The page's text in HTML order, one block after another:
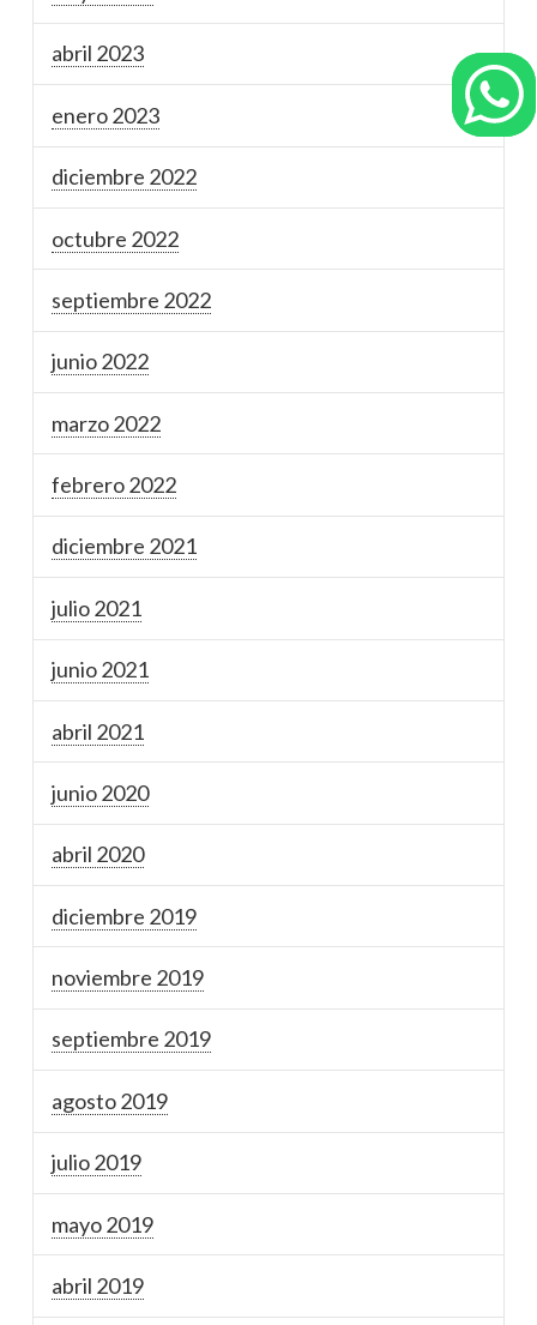
abril 2023
enero 2023
diciembre 2022
octubre 2022
septiembre 2022
junio 2022
marzo 2022
febrero 2022
diciembre 2021
julio 2021
junio 2021
abril 2021
junio 2020
abril 2020
diciembre 2019
noviembre 2019
septiembre 2019
agosto 2019
julio 2019
mayo 2019
abril 2019